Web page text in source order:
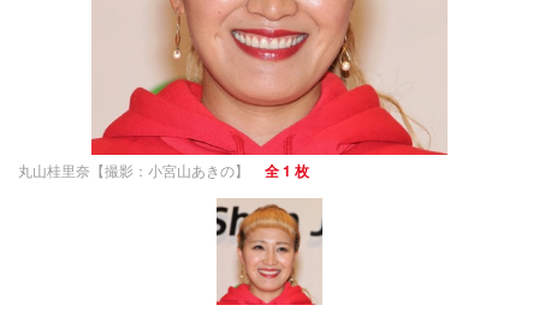
丸山桂里奈【撮影：小宮山あきの】 全 1 枚